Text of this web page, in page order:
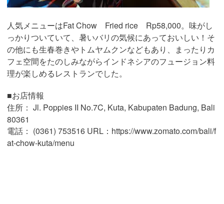
人気メニューはFat Chow Fried rice Rp58,000。味がし
っかりついていて、暑いバリの気候にあっておいしい！そ
の他にも生春巻きやトムヤムクンなどもあり、まったりカ
フェ空間をたのしみながらインドネシアのフュージョン料
理が楽しめるレストランでした。
■お店情報
住所： Jl. Poppies II No.7C, Kuta, Kabupaten Badung, Bali
80361
電話： (0361) 753516 URL：https://www.zomato.com/bali/f
at-chow-kuta/menu